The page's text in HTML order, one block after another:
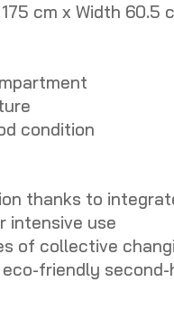
cm x Width 60.5
condition
thanks to
intensive use
of collective
friendly second-